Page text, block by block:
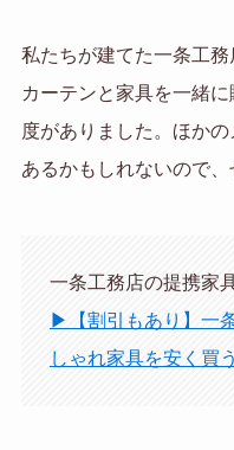
私たちが建てた一条工務
カーテンと家具を一緒
度がありました。ほか
あるかもしれないので、
一条工務店の提携家
▶【割引もあり】一
しゃれ家具を安く買